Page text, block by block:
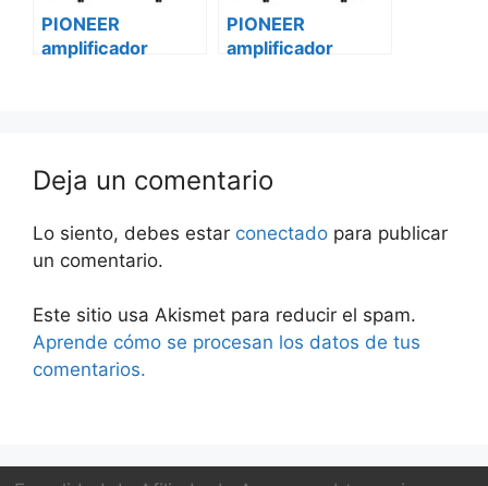
PIONEER
amplificador
PIONEER
amplificador
Deja un comentario
Lo siento, debes estar conectado para publicar
un comentario.
Este sitio usa Akismet para reducir el spam.
Aprende cómo se procesan los datos de tus
comentarios.